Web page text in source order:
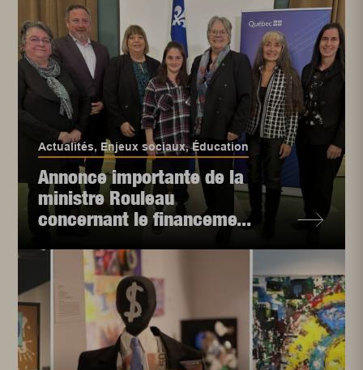
Actualités, Enjeux sociaux,Éducation
Annonce importante de la
ministre Rouleau
concernant le financeme...